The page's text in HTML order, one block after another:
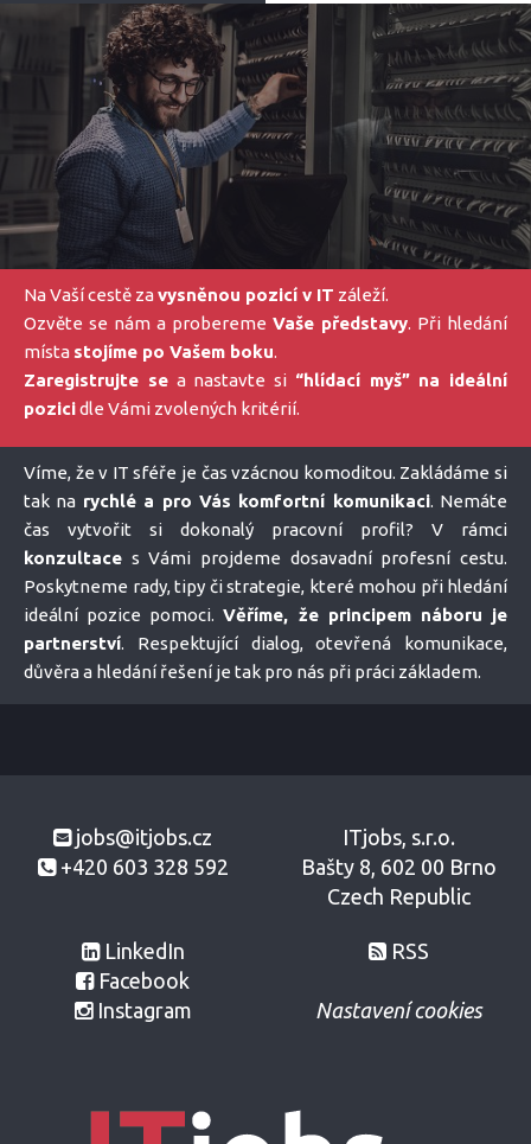
Na Vaší cestě zavysněnou pozicí v IT záleží.
Ozvěte se nám a probereme Vaše představy. Při hledání
místa stojíme po Vašem boku.
Zaregistrujte sea nastavte si “hlídací myš” na ideální
pozicidle Vámi zvolených kritérií.
Víme, že v IT sféře je čas vzácnou komoditou. Zakládáme si
tak na rychlé a pro Vás komfortní komunikaci. Nemáte
čas vytvořit si dokonalý pracovní profil? V rámci
konzultace s Vámi projdeme dosavadní profesní cestu.
Poskytneme rady, tipy či strategie, které mohou při hledání
ideální pozice pomoci.Věříme, že principem náboru je
partnerství. Respektující dialog, otevřená komunikace,
důvěra a hledání řešení je tak pro nás při práci základem.
jobs@itjobs.cz
+420 603 328 592
LinkedIn
Facebook
Instagram
ITjobs, s.r.o.
Bašty 8, 602 00 Brno
Czech Republic
RSS
Nastavení cookies